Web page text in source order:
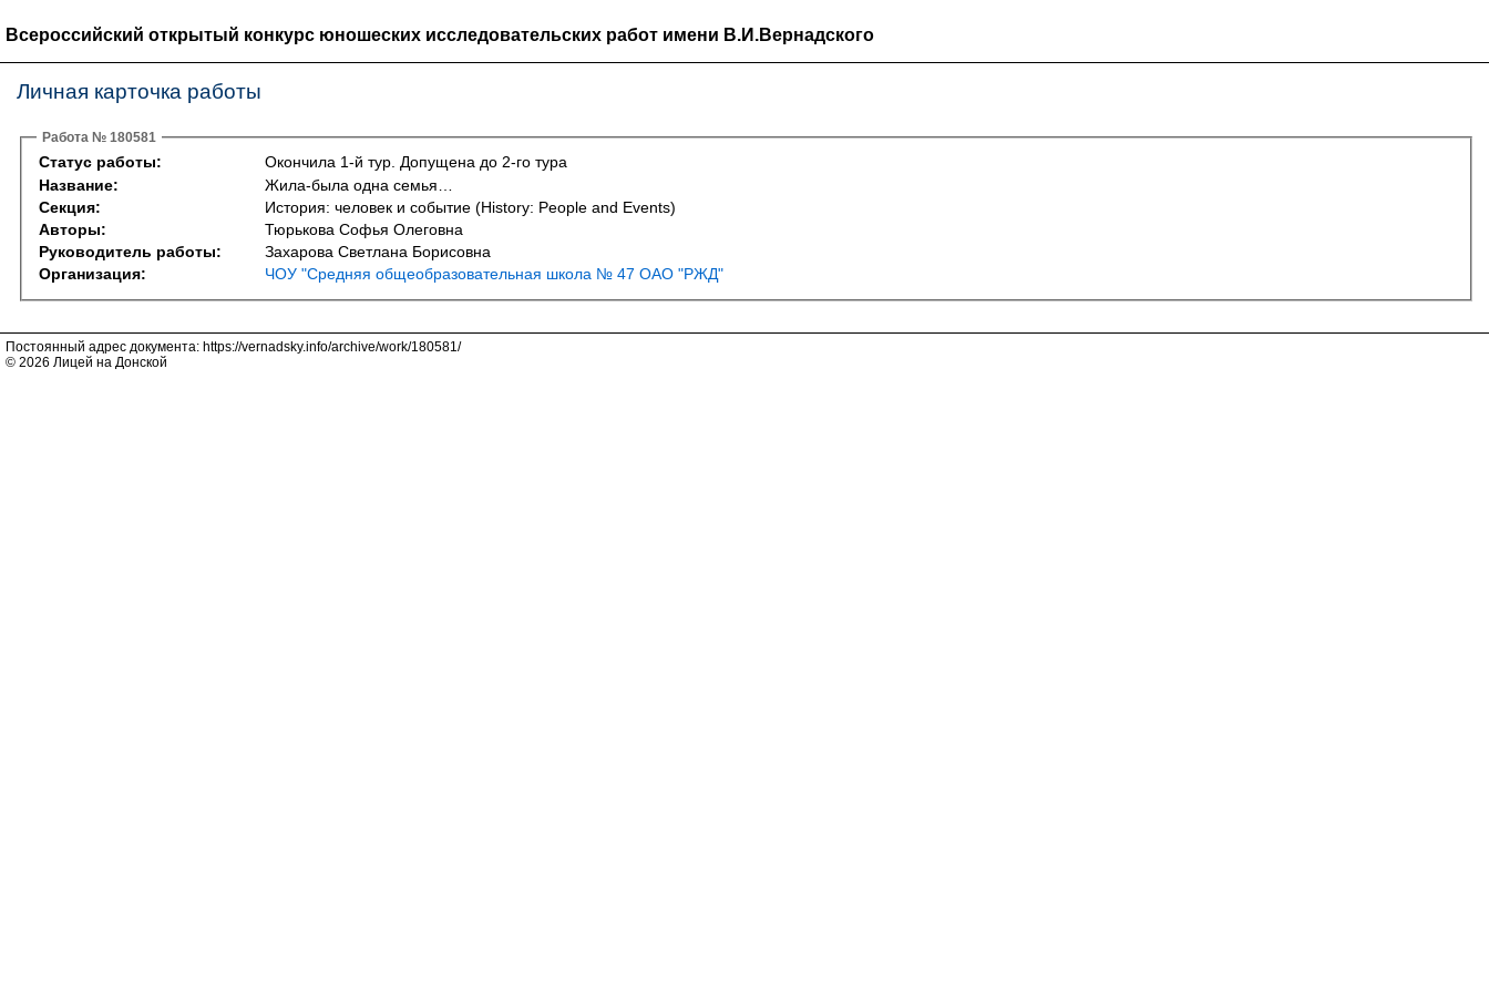
Всероссийский открытый конкурс юношеских исследовательских работ имени В.И.Вернадского
Личная карточка работы
Работа № 180581
Статус работы:
Окончила 1-й тур. Допущена до 2-го тура
Название:
Жила-была одна семья…
Секция:
История: человек и событие (History: People and Events)
Авторы:
Тюрькова Софья Олеговна
Руководитель работы:
Захарова Светлана Борисовна
Организация:
ЧОУ "Средняя общеобразовательная школа № 47 ОАО "РЖД"
Постоянный адрес документа: https://vernadsky.info/archive/work/180581/
© 2026 Лицей на Донской